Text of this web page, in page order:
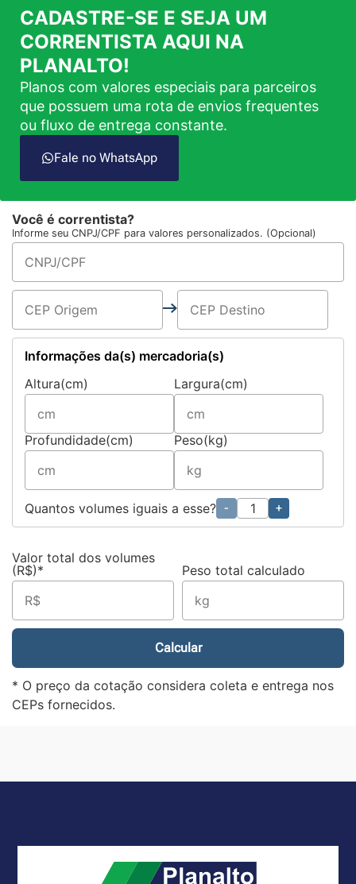
CADASTRE-SE E SEJA UM
CORRENTISTA AQUI NA
PLANALTO!
Planos com valores especiais para parceiros
que possuem uma rota de envios frequentes
ou fluxo de entrega constante.
Fale no WhatsApp
Você é correntista?
Informe seu CNPJ/CPF para valores personalizados. (Opcional)
Informações da(s) mercadoria(s)
Altura(cm)
Largura(cm)
Profundidade(cm) Peso(kg)
Quantos volumes iguais a esse? - +
Valor total dos volumes
(R$)*
Peso total calculado
Calcular
* O preço da cotação considera coleta e entrega nos
CEPs fornecidos.